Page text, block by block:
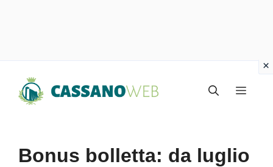
Menu
Bonus bolletta: da luglio